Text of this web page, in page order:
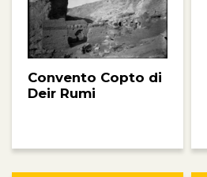
Convento Copto di
Deir Rumi